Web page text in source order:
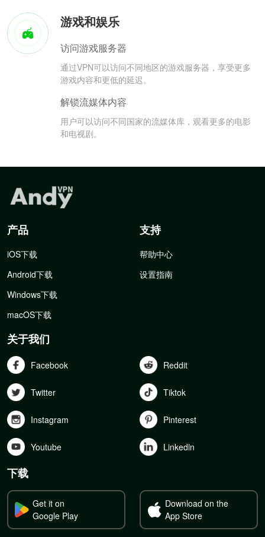
游戏和娱乐
访问游戏服务器
通过VPN可以访问不同地区的游戏服务器，享受更多
游戏内容和更低的延迟。
解锁流媒体内容
用户可以访问不同国家的流媒体库，观看更多的电影
和电视剧。
产品
iOS下载
Android下载
Windows下载
macOS下载
支持
帮助中心
设置指南
关于我们
Facebook Reddit
Twitter Tiktok
Instagram Pinterest
Youtube Linkedln
下载
Get it on
Google Play
Download on the
App Store